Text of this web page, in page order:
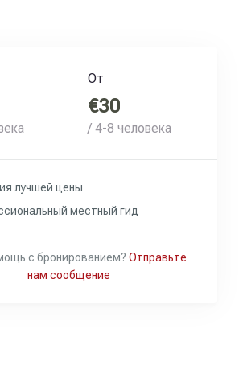
От
€30
/ 4-8 человека
лучшей цены
местный гид
с бронированием? Отправьте
нам сообщение